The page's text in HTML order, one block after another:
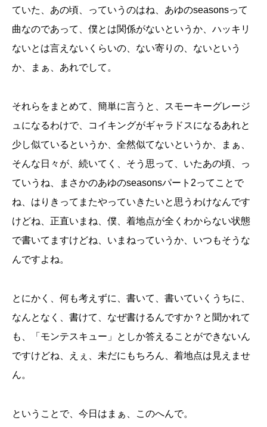
ていた、あの頃、っていうのはね、あゆのseasonsって
曲なのであって、僕とは関係がないというか、ハッキリ
ないとは言えないくらいの、ない寄りの、ないという
か、まぁ、あれでして。
それらをまとめて、簡単に言うと、スモーキーグレージ
ュになるわけで、コイキングがギャラドスになるあれと
少し似ているというか、全然似てないというか、まぁ、
そんな日々が、続いてく、そう思って、いたあの頃、っ
ていうね、まさかのあゆのseasonsパート2ってことで
ね、はりきってまたやっていきたいと思うわけなんです
けどね、正直いまね、僕、着地点が全くわからない状態
で書いてますけどね、いまねっていうか、いつもそうな
んですよね。
とにかく、何も考えずに、書いて、書いていくうちに、
なんとなく、書けて、なぜ書けるんですか？と聞かれて
も、「モンテスキュー」としか答えることができないん
ですけどね、えぇ、未だにもちろん、着地点は見えませ
ん。
ということで、今日はまぁ、このへんで。